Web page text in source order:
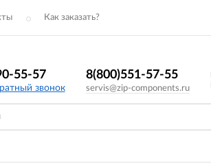
Как заказать?
55-57
звонок
8(800)551-57-55
servis@zip-components.ru